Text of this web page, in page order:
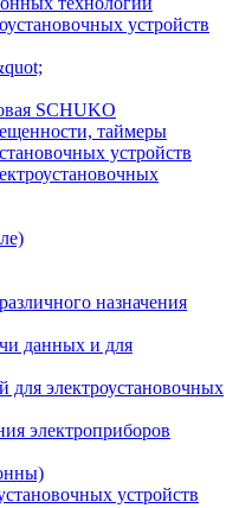
устройств
SCHUKO
таймеры
устройств
назначения
данных и для
электроустановочных
электроприборов
устройств